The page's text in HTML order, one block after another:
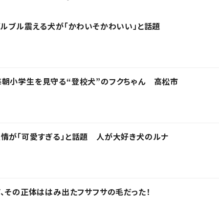
ル震える犬が「かわいそかわいい」と話題
小学生を見守る“登校犬”のフクちゃん 高松市
が「可愛すぎる」と話題 人が大好き犬のルナ
の正体ははみ出たフサフサの毛だった！